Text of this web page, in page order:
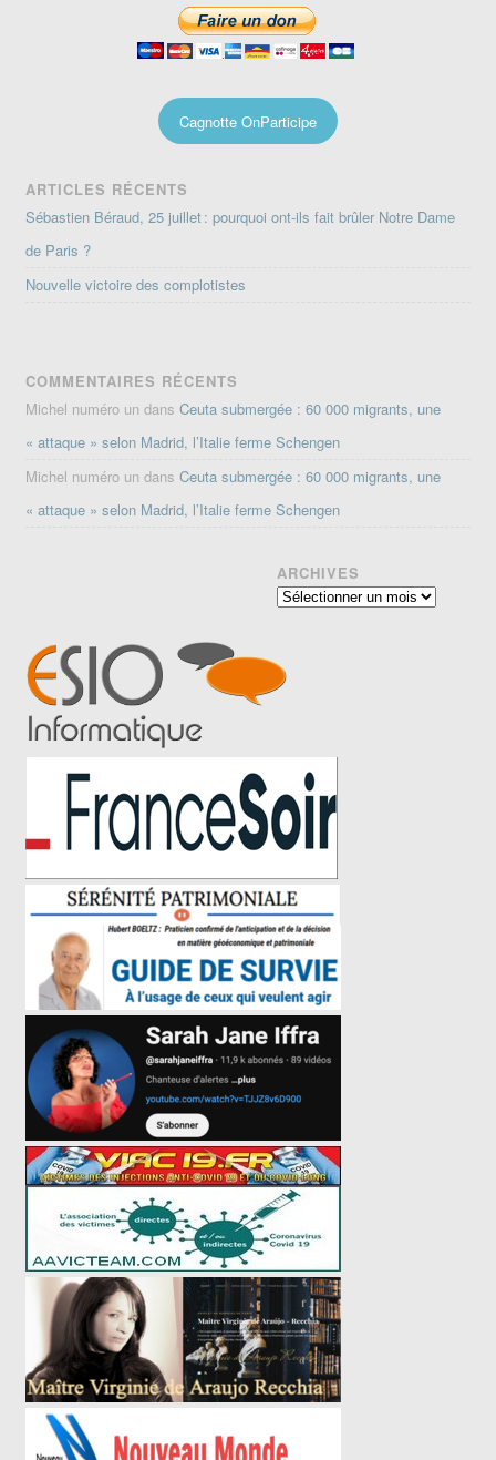
Cagnotte OnParticipe
ARTICLES RÉCENTS
Sébastien Béraud, 25 juillet : pourquoi ont-ils fait brûler Notre Dame
de Paris ?
Nouvelle victoire des complotistes
COMMENTAIRES RÉCENTS
Michel numéro un dansCeuta submergée : 60 000 migrants, une
« attaque » selon Madrid, l’Italie ferme Schengen
Michel numéro un dansCeuta submergée : 60 000 migrants, une
« attaque » selon Madrid, l’Italie ferme Schengen
ARCHIVES
Archives